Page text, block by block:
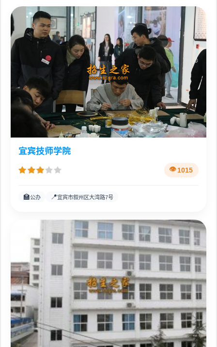
宜宾技师学院
1015
🏫公办 📍宜宾市叙州区大湾路7号